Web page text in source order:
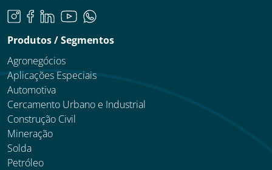
Produtos / Segmentos
Agronegócios
Aplicações Especiais
Automotiva
Cercamento Urbano e Industrial
Construção Civil
Mineração
Solda
Petróleo